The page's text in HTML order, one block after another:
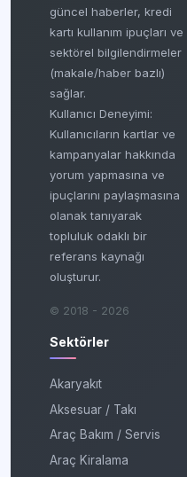
güncel haberler, kredi
kartı kullanım ipuçları ve
sektörel bilgilendirmeler
(makale/haber bazlı)
sağlar.
Kullanıcı Deneyimi:
Kullanıcıların kartlar ve
kampanyalar hakkında
yorum yapmasına ve
ipuçlarını paylaşmasına
olanak tanıyarak
topluluk odaklı bir
referans kaynağı
oluşturur.
© 2018 - 2026
Sektörler
Akaryakıt
Aksesuar / Takı
Araç Bakım / Servis
Araç Kiralama